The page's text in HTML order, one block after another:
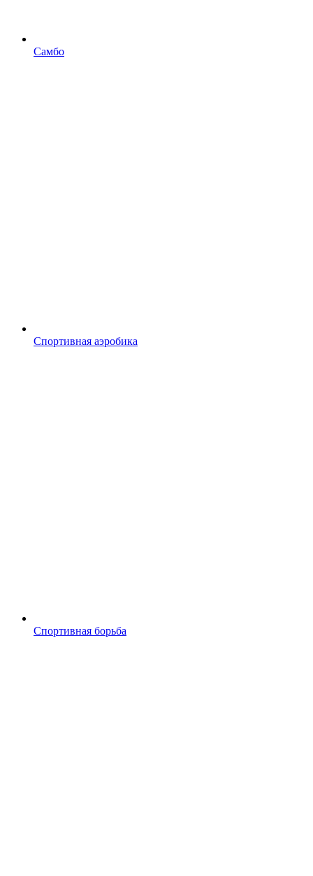
Самбо
Спортивная аэробика
Спортивная борьба